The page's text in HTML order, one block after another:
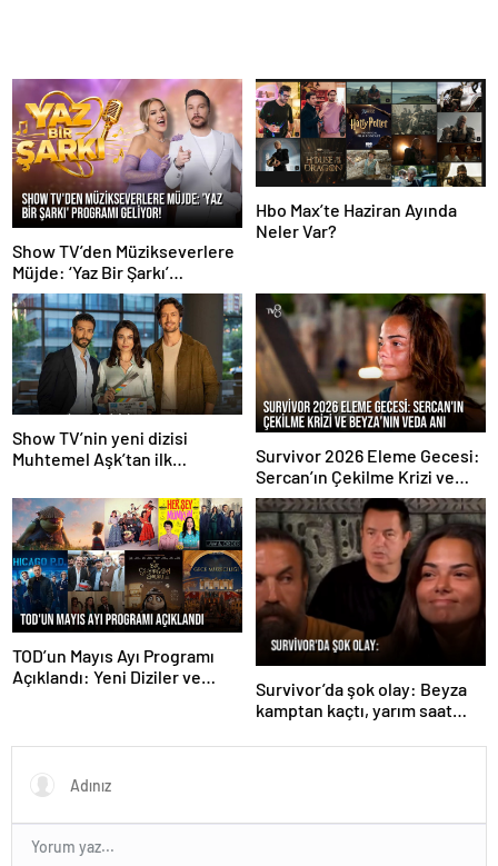
Show TV’den Müzikseverlere
Müjde: ‘Yaz Bir Şarkı’
Programı Geliyor!
Hbo Max’te Haziran Ayında
Neler Var?
Show TV’nin yeni dizisi
Muhtemel Aşk’tan ilk
Survivor 2026 Eleme Gecesi:
Sercan’ın Çekilme Krizi ve
Beyza’nın Veda Anı
TOD’un Mayıs Ayı Programı
Açıklandı: Yeni Diziler ve
Survivor’da şok olay: Beyza
kamptan kaçtı, yarım saat